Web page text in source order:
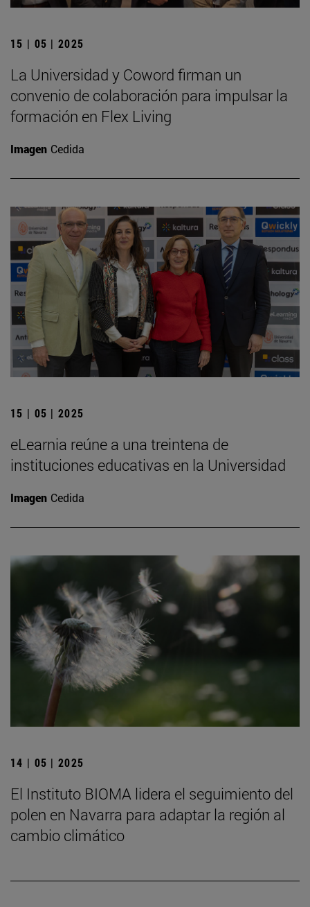
15 | 05 | 2025
La Universidad y Coword firman un
convenio de colaboración para impulsar la
formación en Flex Living
Imagen Cedida
15 | 05 | 2025
eLearnia reúne a una treintena de
instituciones educativas en la Universidad
Imagen Cedida
14 | 05 | 2025
El Instituto BIOMA lidera el seguimiento del
polen en Navarra para adaptar la región al
cambio climático